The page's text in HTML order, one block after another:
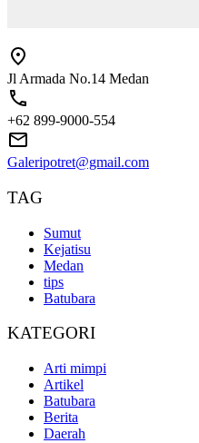
Jl Armada No.14 Medan
+62 899-9000-554
Galeripotret@gmail.com
TAG
Sumut
Kejatisu
Medan
tips
Batubara
KATEGORI
Arti mimpi
Artikel
Batubara
Berita
Daerah